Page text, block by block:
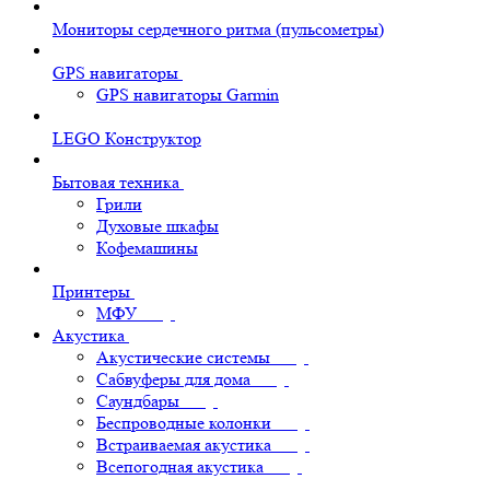
Мониторы сердечного ритма (пульсометры)
GPS навигаторы
GPS навигаторы Garmin
LEGO Конструктор
Бытовая техника
Грили
Духовые шкафы
Кофемашины
Принтеры
МФУ
Акустика
Акустические системы
Сабвуферы для дома
Саундбары
Беспроводные колонки
Встраиваемая акустика
Всепогодная акустика